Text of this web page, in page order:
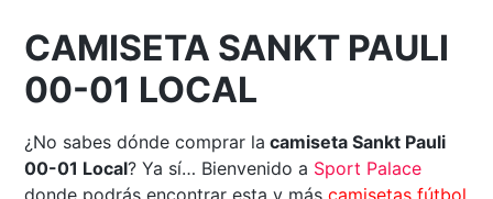
CAMISETA SANKT PAULI
00-01 LOCAL
¿No sabes dónde comprar la camiseta Sankt Pauli
00-01 Local? Ya sí… Bienvenido a Sport Palace
donde podrás encontrar esta y máscamisetas fútbol